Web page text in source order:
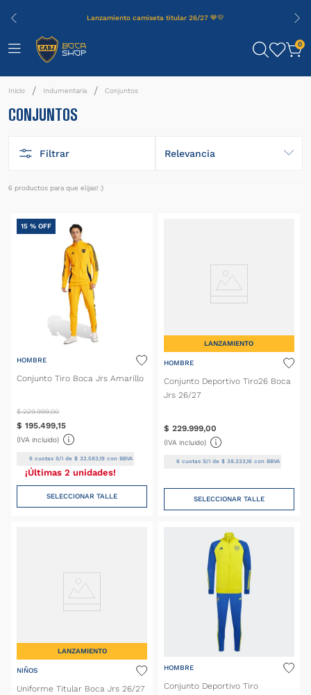
Lanzamiento camiseta titular 26/27 💙💛
0
Indumentaria Conjuntos
CONJUNTOS
Filtrar Relevancia
6 productos
15 % OFF
HOMBRE
Conjunto Tiro Boca Jrs Amarillo
$ 229.999,00
$ 195.499,15
(IVA incluido)
6 cuotas S/I de$ 32 .583,19 con BBVA
¡Últimas 2 unidades!
SELECCIONAR TALLE
LANZAMIENTO
HOMBRE
Conjunto Deportivo Tiro26 Boca
Jrs 26/27
$ 229.999,00
(IVA incluido)
6cuotas S/I de $ 38. 333,16con BBVA
SELECCIONAR TALLE
LANZAMIENTO
NIÑOS
Uniforme Titular Boca Jrs 26/27
HOMBRE
Conjunto Deportivo Tiro